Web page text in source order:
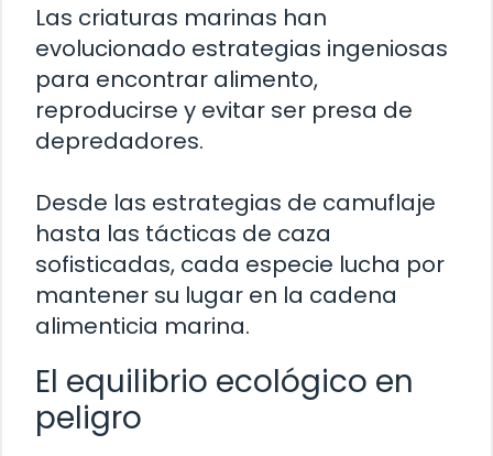
Las criaturas marinas han
evolucionado estrategias ingeniosas
para encontrar alimento,
reproducirse y evitar ser presa de
depredadores.
Desde las estrategias de camuflaje
hasta las tácticas de caza
sofisticadas, cada especie lucha por
mantener su lugar en la cadena
alimenticia marina.
El equilibrio ecológico en
peligro